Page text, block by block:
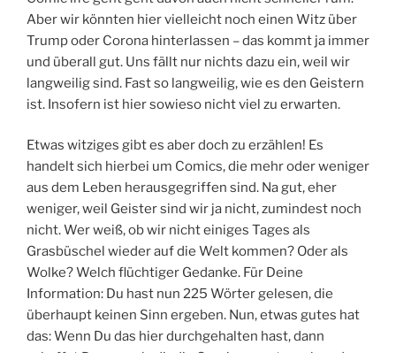
Aber wir könnten hier vielleicht noch einen Witz über
Trump oder Corona hinterlassen – das kommt ja immer
und überall gut. Uns fällt nur nichts dazu ein, weil wir
langweilig sind. Fast so langweilig, wie es den Geistern
ist. Insofern ist hier sowieso nicht viel zu erwarten.
Etwas witziges gibt es aber doch zu erzählen! Es
handelt sich hierbei um Comics, die mehr oder weniger
aus dem Leben herausgegriffen sind. Na gut, eher
weniger, weil Geister sind wir ja nicht, zumindest noch
nicht. Wer weiß, ob wir nicht einiges Tages als
Grasbüschel wieder auf die Welt kommen? Oder als
Wolke? Welch flüchtiger Gedanke. Für Deine
Information: Du hast nun 225 Wörter gelesen, die
überhaupt keinen Sinn ergeben. Nun, etwas gutes hat
das: Wenn Du das hier durchgehalten hast, dann